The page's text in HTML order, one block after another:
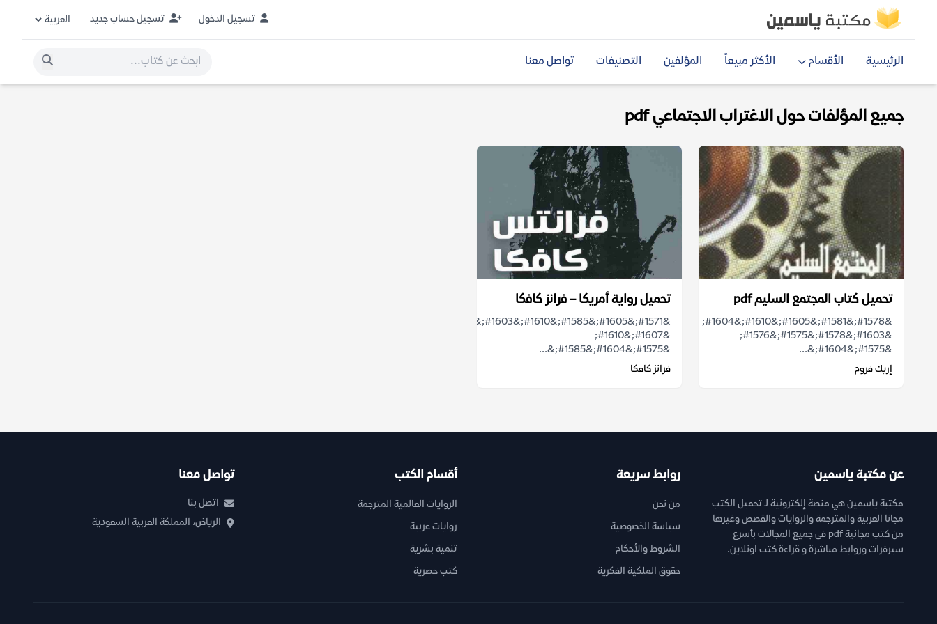
تسجيل الدخول تسجيل حساب جديد
الرئيسية الأقسام الأكثر مبيعاً المؤلفين التصنيفات تواصل معنا
جميع المؤلفات حول الاغتراب الاجتماعي pdf
تحميل كتاب المجتمع السليم pdf
&#1578;&#1581;&#1605;&#1610;&#1604;
&#1603;&#1578;&#1575;&#1576;
&#1575;&#1604;&...
إريك فروم
تحميل رواية أمريكا – فرانز كافكا
&#1607;&#1610;
&#1575;&#1604;&#1585;&...
فرانز كافكا
عن مكتبة ياسمين
مكتبة ياسمين هي منصة إلكترونية لـ تحميل الكتب
مجانا العربية والمترجمة والروايات والقصص وغيرها
من كتب مجانية pdf فى جميع المجالات بأسرع
سيرفرات وروابط مباشرة و قراءة كتب اونلاين.
روابط سريعة
من نحن
سياسة الخصوصية
الشروط والأحكام
حقوق الملكية الفكرية
أقسام الكتب
الروايات العالمية المترجمة
روايات عربية
تنمية بشرية
كتب حصرية
تواصل معنا
اتصل بنا
الرياض، المملكة العربية السعودية